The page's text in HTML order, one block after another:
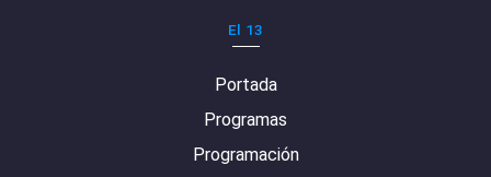
El 13
Portada
Programas
Programación